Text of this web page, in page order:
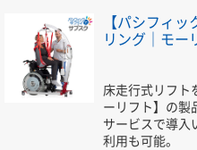
【パシフィ
リング｜モー
床走行式リフト
ーリフト】の製
サービスで導入
利用も可能。